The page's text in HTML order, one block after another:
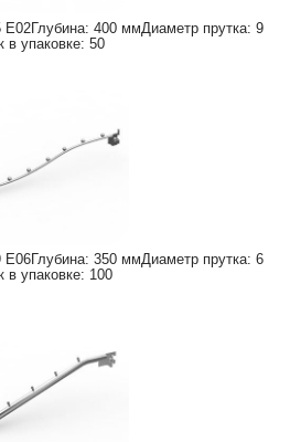
Е02Глубина: 400 ммДиаметр прутка: 9
упаковке: 50
Е06Глубина: 350 ммДиаметр прутка: 6
упаковке: 100